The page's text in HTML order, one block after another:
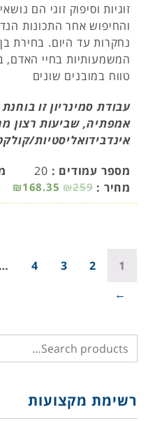
זוגיות וסיפוק זוגי הם
והחיפוש אחר התכונות
נחקרות עד היום. בחירת
המשמעותיות בחיי האדם,
טווח במובנים שונים
עבודת סמינריון זו
אמפתיה, שביעות רצון
אינדבידואליסטיות/
מספר עמודים : 20
מחיר : ₪259
₪168.35
1
2
3
4
…
→
רשימת מקצועות